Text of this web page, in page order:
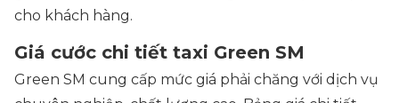
cho khách hàng.
Giá cước chi tiết taxi Green SM
Green SM cung cấp mức giá phải chăng với dịch vụ